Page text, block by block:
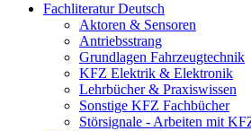
Fachliteratur Deutsch
Aktoren & Sensoren
Antriebsstrang
Grundlagen Fahrzeugtechnik
KFZ Elektrik & Elektronik
Lehrbücher & Praxiswissen
Sonstige KFZ Fachbücher
Störsignale - Arbeiten mit